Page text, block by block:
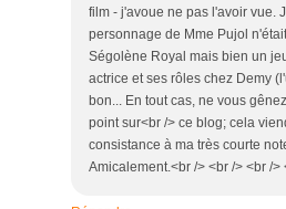
film - j'avoue ne pas l'avoir vue.
personnage de Mme Pujol
Ségolène Royal mais bien un
actrice et ses rôles chez Demy
bon... En tout cas, ne vous
point sur<br /> ce blog; cela
consistance à ma très courte
Amicalement.<br /> <br /> <br />